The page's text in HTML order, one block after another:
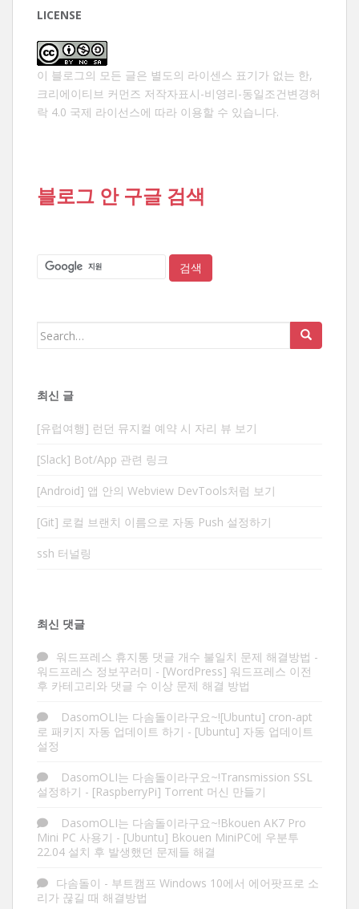
LICENSE
이 블로그의 모든 글은 별도의 라이센스 표기가 없는 한,
크리에이티브 커먼즈 저작자표시-비영리-동일조건변경허
락 4.0 국제 라이선스에 따라 이용할 수 있습니다.
블로그 안 구글 검색
Search
최신 글
[유럽여행] 런던 뮤지컬 예약 시 자리 뷰 보기
[Slack] Bot/App 관련 링크
[Android] 앱 안의 Webview DevTools처럼 보기
[Git] 로컬 브랜치 이름으로 자동 Push 설정하기
ssh 터널링
최신 댓글
워드프레스 휴지통 댓글 개수 불일치 문제 해결방법 -
워드프레스 정보꾸러미 - [WordPress] 워드프레스 이전
후 카테고리와 댓글 수 이상 문제 해결 방법
DasomOLI는 다솜돌이라구요~![Ubuntu] cron-apt
로 패키지 자동 업데이트 하기 - [Ubuntu] 자동 업데이트
설정
DasomOLI는 다솜돌이라구요~!Transmission SSL
설정하기 - [RaspberryPi] Torrent 머신 만들기
DasomOLI는 다솜돌이라구요~!Bkouen AK7 Pro
Mini PC 사용기 - [Ubuntu] Bkouen MiniPC에 우분투
22.04 설치 후 발생했던 문제들 해결
다솜돌이 - 부트캠프 Windows 10에서 에어팟프로 소
리가 끊길 때 해결방법